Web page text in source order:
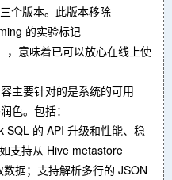
个版本。此版本移除
的实验标记
，意味着已可以放心在线上使
主要针对的是系统的可用
色。包括：
SQL 的 API 升级和性能、稳
支持从 Hive metastore
据；支持解析多行的 JSON